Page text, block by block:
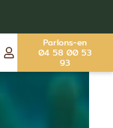
Parlons-en
04 58 00 53
93